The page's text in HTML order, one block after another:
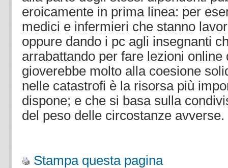
eroicamente in prima linea: per
medici e infermieri che stanno
oppure dando i pc agli insegnanti
arrabattando per fare lezioni online
gioverebbe molto alla coesione
nelle catastrofi è la risorsa più
dispone; e che si basa sulla
del peso delle circostanze avverse.
Stampa questa pagina